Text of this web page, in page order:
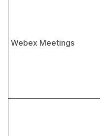
Webex Meetings